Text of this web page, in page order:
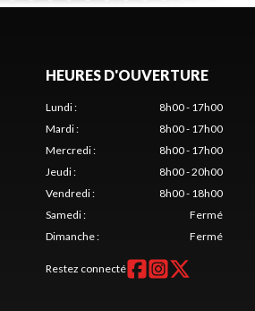
HEURES D'OUVERTURE
Lundi:
8h00 - 17h00
Mardi:
8h00 - 17h00
Mercredi:
8h00 - 17h00
Jeudi:
8h00 - 20h00
Vendredi:
8h00 - 18h00
Samedi:
Fermé
Dimanche: Fermé
Restez connecté